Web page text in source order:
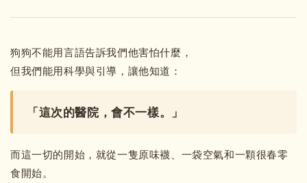
狗狗不能用言語告訴我們他害怕什麼，
但我們能用科學與引導，讓他知道：
「這次的醫院，會不一樣。」
而這一切的開始，就從一隻原味襪、一袋空氣和一顆很春零
食開始。